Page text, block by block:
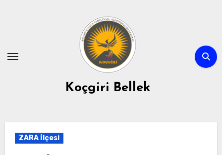
Koçgiri Bellek
ZARA İlçesi